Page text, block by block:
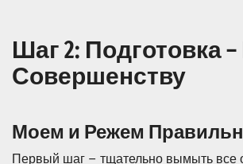
Шаг 2: Подготовка
Совершенству
Моем и Режем
Первый шаг – тщательно вымыть все